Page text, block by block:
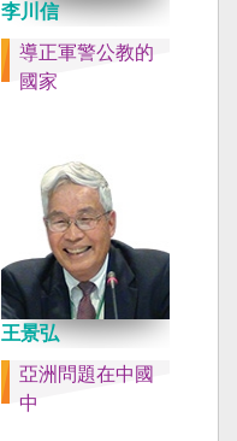
李川信
導正軍警公教的
國家
王景弘
亞洲問題在中國
中